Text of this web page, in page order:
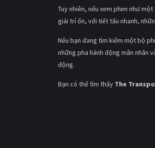
Tuy nhiên, nếu xem phim như
giải trí ổn, với tiết tấu nhanh,
Nếu bạn đang tìm kiếm một bộ
những pha hành động mãn nhãn
động.
Bạn có thể tìm thấy The